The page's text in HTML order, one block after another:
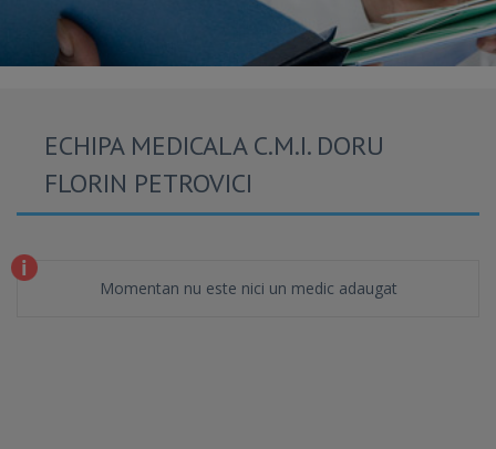
ECHIPA MEDICALA C.M.I. DORU
FLORIN PETROVICI
Momentan nu este nici un medic adaugat